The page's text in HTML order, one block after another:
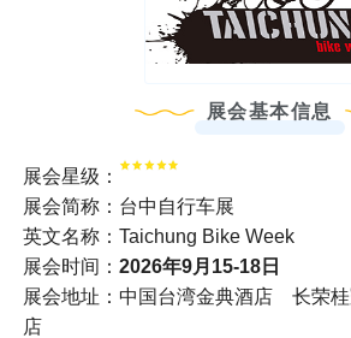
展会基本信息
展会星级：
展会简称：台中自行车展
英文名称：Taichung Bike Week
展会时间： 2026年9月15-18日
展会地址：中国台湾金典酒店 长荣
店